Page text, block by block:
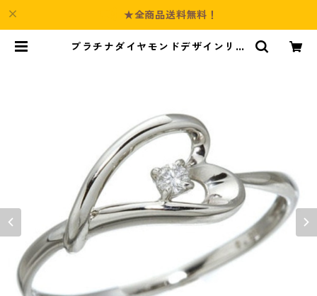
★全商品送料無料！
プラチナダイヤモンドデザインリン